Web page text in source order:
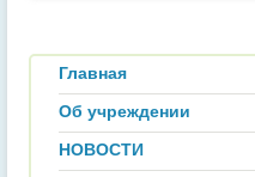
Главная
Об учреждении
НОВОСТИ